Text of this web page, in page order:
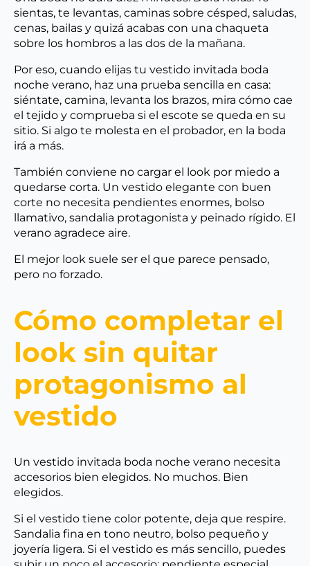
sientas, te levantas, caminas sobre césped, saludas,
cenas, bailas y quizá acabas con una chaqueta
sobre los hombros a las dos de la mañana.
Por eso, cuando elijas tu vestido invitada boda
noche verano, haz una prueba sencilla en casa:
siéntate, camina, levanta los brazos, mira cómo cae
el tejido y comprueba si el escote se queda en su
sitio. Si algo te molesta en el probador, en la boda
irá a más.
También conviene no cargar el look por miedo a
quedarse corta. Un vestido elegante con buen
corte no necesita pendientes enormes, bolso
llamativo, sandalia protagonista y peinado rígido. El
verano agradece aire.
El mejor look suele ser el que parece pensado,
pero no forzado.
Cómo completar el
look sin quitar
protagonismo al
vestido
Un vestido invitada boda noche verano necesita
accesorios bien elegidos. No muchos. Bien
elegidos.
Si el vestido tiene color potente, deja que respire.
Sandalia fina en tono neutro, bolso pequeño y
joyería ligera. Si el vestido es más sencillo, puedes